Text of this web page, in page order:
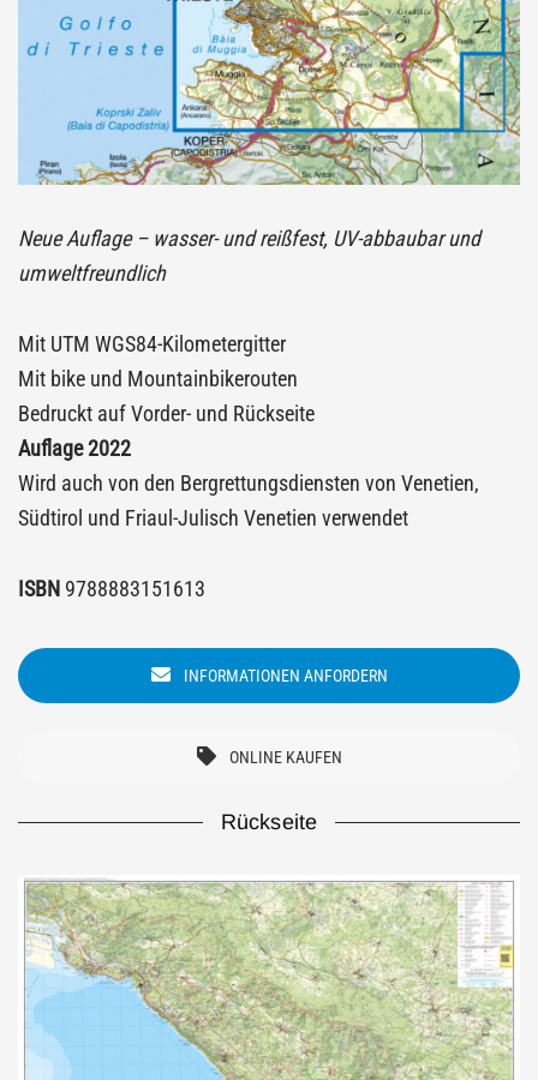
Neue Auflage – wasser- und reißfest, UV-abbaubar und
umweltfreundlich
Mit UTM WGS84-Kilometergitter
Mit bike und Mountainbikerouten
Bedruckt auf Vorder- und Rückseite
Auflage 2022
Wird auch von den Bergrettungsdiensten von Venetien,
Südtirol und Friaul-Julisch Venetien verwendet
ISBN 9788883151613
INFORMATIONEN ANFORDERN
ONLINE KAUFEN
Rückseite